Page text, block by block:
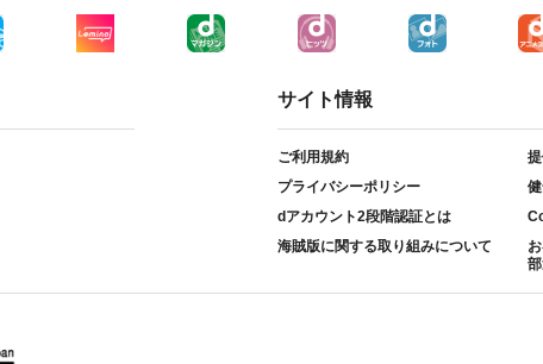
サイト情報
ご利用規約
プライバシーポリシー
dアカウント2段階認証とは
海賊版に関する取り組みについて